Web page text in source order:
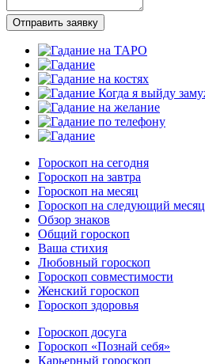
Отправить заявку
Гороскоп на сегодня
Гороскоп на завтра
Гороскоп на месяц
Гороскоп на следующий месяц
Обзор знаков
Общий гороскоп
Ваша стихия
Любовный гороскоп
Гороскоп совместимости
Женский гороскоп
Гороскоп здоровья
Гороскоп досуга
Гороскоп «Познай себя»
Карьерный гороскоп